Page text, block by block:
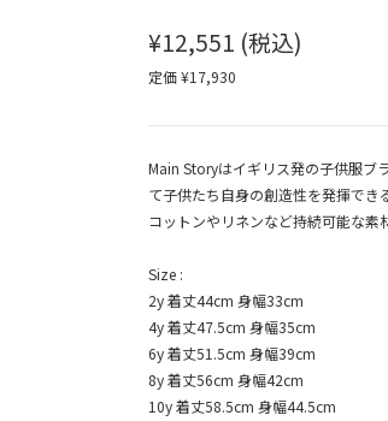
¥12,551 (税込)
定価 ¥17,930
Main Storyはイギリス発の子供服ブ
て子供たち自身の創造性を発揮で
コットンやリネンなど持続可能な
Size :
2y 着丈44cm 身幅33cm
4y 着丈47.5cm 身幅35cm
6y 着丈51.5cm 身幅39cm
8y 着丈56cm 身幅42cm
10y 着丈58.5cm 身幅44.5cm